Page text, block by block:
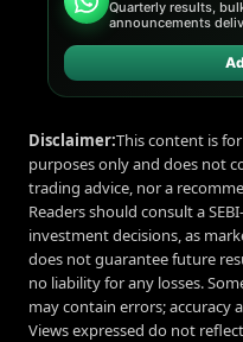
Quarterly results,
announcements
Disclaimer:This content is
purposes only and does not
trading advice, nor a
Readers should consult a
investment decisions, as
does not guarantee future
no liability for any losses.
may contain errors; accuracy
Views expressed do not